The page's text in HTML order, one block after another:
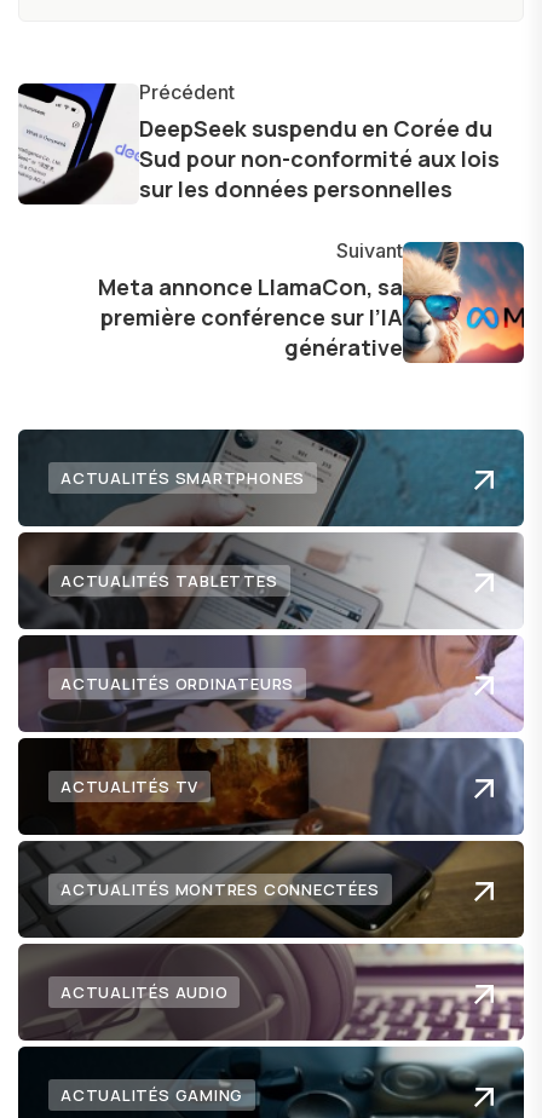
lumière les aspects pratiques de ces
innovations. Mon travail consiste également à
partager des réflexions sur l'impact de la
technologie sur notre vie quotidienne et à
Précédent
DeepSeek suspendu en Corée du
Sud pour non-conformité aux lois
sur les données personnelles
Suivant
Meta annonce LlamaCon, sa
première conférence sur l’IA
générative
ACTUALITÉS SMARTPHONES
ACTUALITÉS TABLETTES
ACTUALITÉS ORDINATEURS
ACTUALITÉS TV
ACTUALITÉS MONTRES CONNECTÉES
ACTUALITÉS AUDIO
ACTUALITÉS GAMING